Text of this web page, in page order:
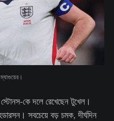
ম্যাগুয়ের।
কে দলে রেখেছেন টুখেল।
সবচেয়ে বড় চমক, দীর্ঘদিন